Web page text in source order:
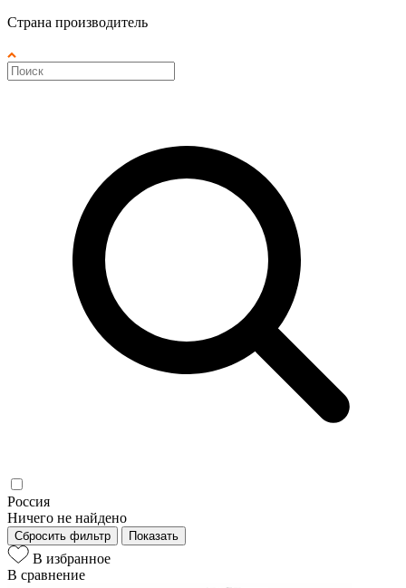
Страна производитель
Россия
Ничего не найдено
Сбросить фильтр Показать
В избранное
В сравнение